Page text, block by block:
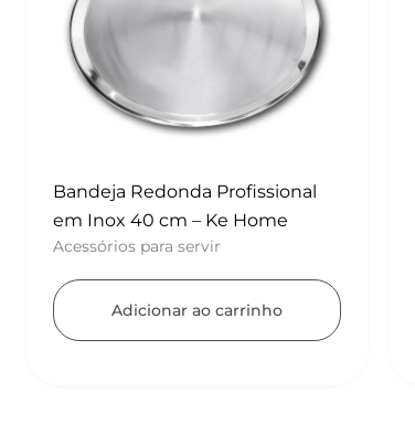
Bandeja Redonda Profissional
em Inox 40 cm – Ke Home
Acessórios para servir
Adicionar ao carrinho